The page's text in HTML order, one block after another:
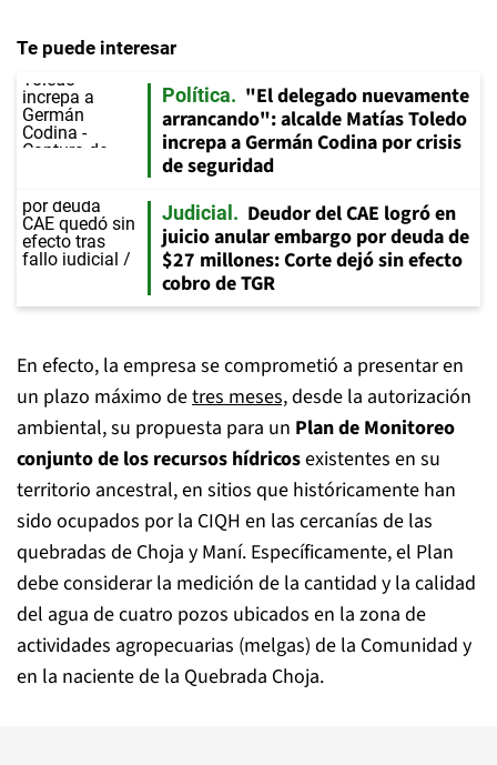
Te puede interesar
Política
"El delegado nuevamente
arrancando": alcalde Matías Toledo
increpa a Germán Codina por crisis
de seguridad
Judicial
Deudor del CAE logró en
juicio anular embargo por deuda de
$27 millones: Corte dejó sin efecto
cobro de TGR
En efecto, la empresa se comprometió a presentar en
un plazo máximo detres meses,desde la autorización
ambiental, su propuesta para un Plan de Monitoreo
conjunto de los recursos hídricosexistentes en su
territorio ancestral, en sitios que históricamente han
sido ocupados por la CIQH en las cercanías de las
quebradas de Choja y Maní. Específicamente, el Plan
debe considerar la medición de la cantidad y la calidad
del agua de cuatro pozos ubicados en la zona de
actividades agropecuarias (melgas) de la Comunidad y
en la naciente de la Quebrada Choja.